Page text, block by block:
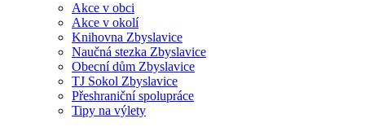
Akce v obci
Akce v okolí
Knihovna Zbyslavice
Naučná stezka Zbyslavice
Obecní dům Zbyslavice
TJ Sokol Zbyslavice
Přeshraniční spolupráce
Tipy na výlety